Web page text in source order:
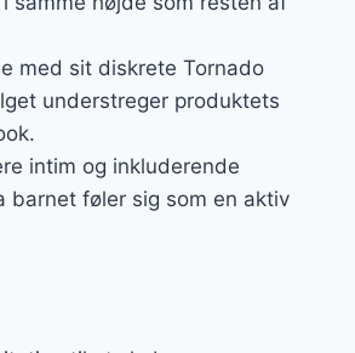
med sit diskrete Tornado
understreger produktets
intim og inkluderende
føler sig som en aktiv